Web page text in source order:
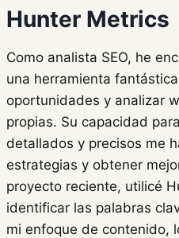
Hunter Metrics
Como analista SEO, he
una herramienta
oportunidades y analizar
propias. Su capacidad
detallados y precisos me
estrategias y obtener
proyecto reciente, utilicé
identificar las palabras
mi enfoque de contenido,